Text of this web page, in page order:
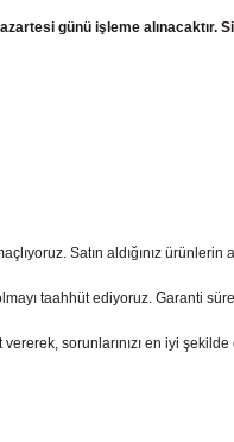
günü işleme alınacaktır.
Satın aldığınız
taahhüt ediyoruz. Garanti
sorunlarınızı en iyi